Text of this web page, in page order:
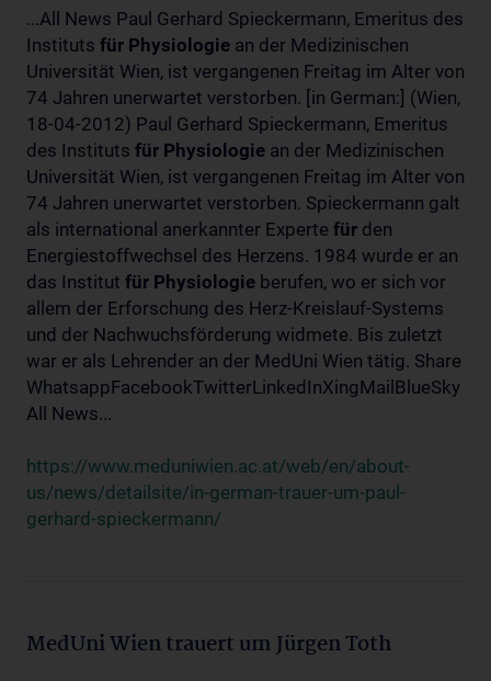
...All News Paul Gerhard Spieckermann, Emeritus des
Instituts für Physiologie an der Medizinischen
Universität Wien, ist vergangenen Freitag im Alter von
74 Jahren unerwartet verstorben. [in German:] (Wien,
18-04-2012) Paul Gerhard Spieckermann, Emeritus
des Instituts für Physiologie an der Medizinischen
Universität Wien, ist vergangenen Freitag im Alter von
74 Jahren unerwartet verstorben. Spieckermann galt
als international anerkannter Experte für den
Energiestoffwechsel des Herzens. 1984 wurde er an
das Institut für Physiologie berufen, wo er sich vor
allem der Erforschung des Herz-Kreislauf-Systems
und der Nachwuchsförderung widmete. Bis zuletzt
war er als Lehrender an der MedUni Wien tätig. Share
WhatsappFacebookTwitterLinkedInXingMailBlueSky
All News...
https://www.meduniwien.ac.at/web/en/about-
us/news/detailsite/in-german-trauer-um-paul-
gerhard-spieckermann/
MedUni Wien trauert um Jürgen Toth